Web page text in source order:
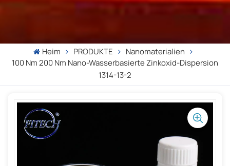
Heim PRODUKTE
Nanomaterialien
100 Nm 200 Nm Nano-Wasserbasierte Zinkoxid-Dispersion
1314-13-2